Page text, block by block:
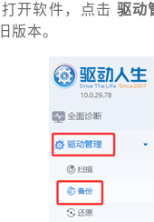
开软件，点击 驱
版本。